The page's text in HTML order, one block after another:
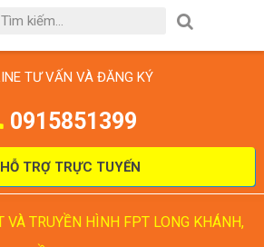
TƯ VẤN VÀ ĐĂNG KÝ
0915851399
HỖ TRỢ TRỰC TUYẾN
VÀ TRUYỀN HÌNH FPT LONG KHÁNH,